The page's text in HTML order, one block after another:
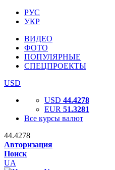
РУС
УКР
ВИДЕО
ФОТО
ПОПУЛЯРНЫЕ
СПЕЦПРОЕКТЫ
USD
USD 44.4278
EUR 51.3281
Все курсы валют
44.4278
Авторизация
Поиск
UA